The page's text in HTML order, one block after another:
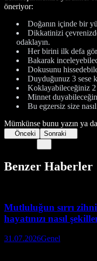
öneriyor:
Doğanın içinde bir
Dikkatinizi
odaklayın.
Her birini ilk defa
Bakarak
Dokusunu
Duyduğunuz 3 sese
Koklayabileceğiniz 2
Minnet
Bu egzersiz size
Mümkünse bunu yazın ya
Önceki Sonraki
Benzer Haberler
Mutluluğun sırrı
hayatınızı nasıl
31.07.2026Genel